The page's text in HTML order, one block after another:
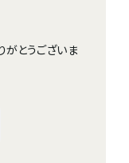
がとうございま